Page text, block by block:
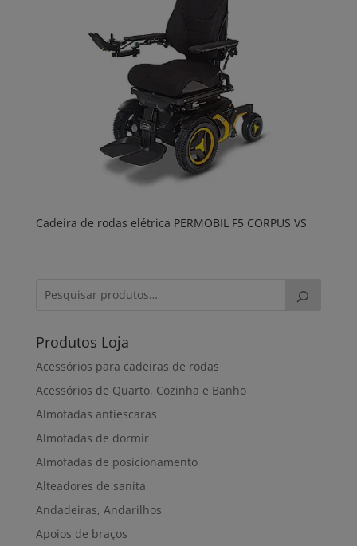
Cadeira de rodas elétrica PERMOBIL F5 CORPUS VS
Produtos Loja
Acessórios para cadeiras de rodas
Acessórios de Quarto, Cozinha e Banho
Almofadas antiescaras
Almofadas de dormir
Almofadas de posicionamento
Alteadores de sanita
Andadeiras, Andarilhos
Apoios de braços